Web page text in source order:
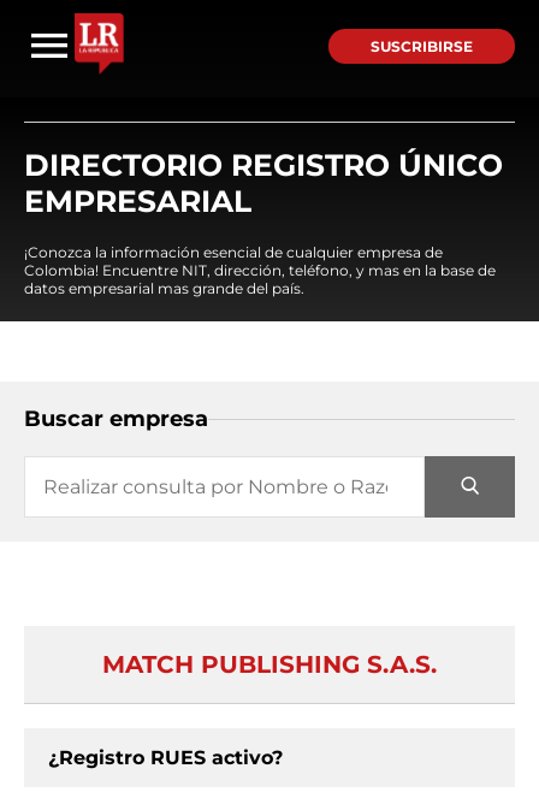
SUSCRIBIRSE
DIRECTORIO REGISTRO ÚNICO
EMPRESARIAL
¡Conozca la información esencial de cualquier empresa de
Colombia! Encuentre NIT, dirección, teléfono, y mas en la base de
datos empresarial mas grande del país.
Buscar empresa
MATCH PUBLISHING S.A.S.
¿Registro RUES activo?